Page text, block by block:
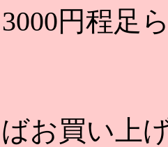
3000円程
お買い上